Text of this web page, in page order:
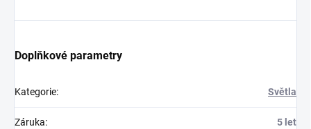
Doplňkové parametry
Kategorie: Světla
Záruka: 5 let